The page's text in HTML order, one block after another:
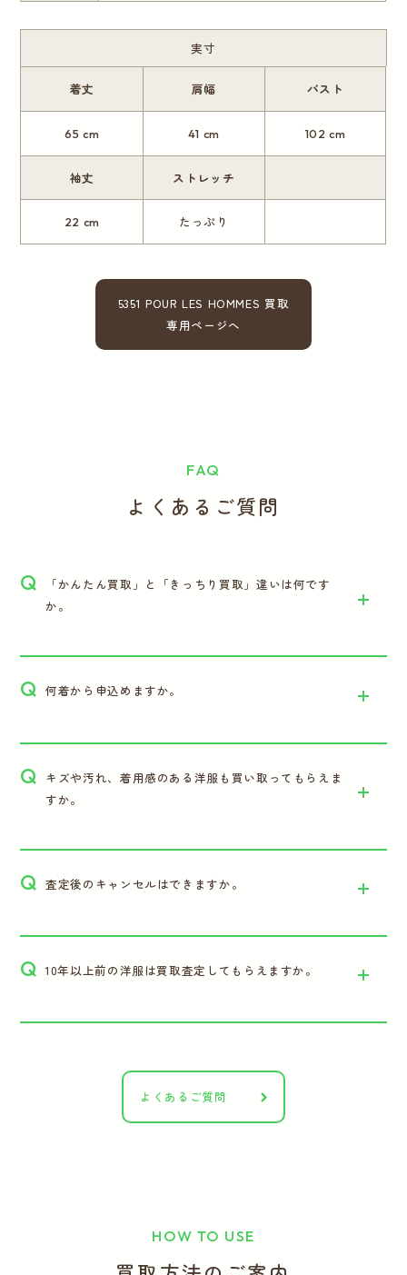
実寸
着丈
65 cm
肩幅
41 cm
バスト
102 cm
袖丈
22 cm
ストレッチ
たっぷり
5351 POUR LES HOMMES 買取
専用ページへ
FAQ
よくあるご質問
Q
「かんたん買取」と「きっちり買取」違いは何です
か。
Q 何着から申込めますか。
Q キズや汚れ、着用感のある洋服も買い取ってもらえま
すか。
Q 査定後のキャンセルはできますか。
Q 10年以上前の洋服は買取査定してもらえますか。
よくあるご質問
HOW TO USE